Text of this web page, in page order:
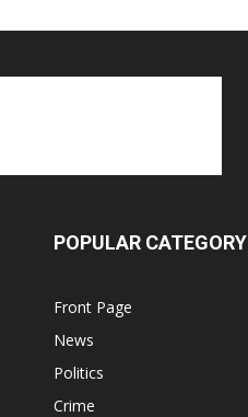
POPULAR CATEGORY
Front Page
News
Politics
Crime